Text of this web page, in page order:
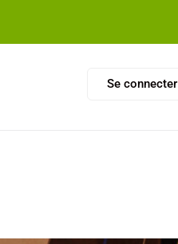
Se connecter